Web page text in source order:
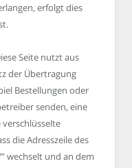
erfolgt dies
Seite nutzt aus
der Übertragung
Bestellungen oder
senden, eine
verschlüsselte
die Adresszeile des
wechselt und an dem